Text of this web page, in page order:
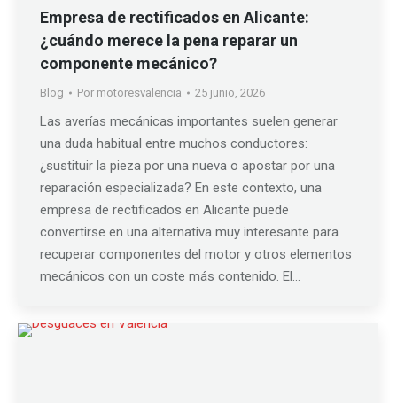
Empresa de rectificados en Alicante:
¿cuándo merece la pena reparar un
componente mecánico?
Blog Por motoresvalencia 25 junio, 2026
Las averías mecánicas importantes suelen generar
una duda habitual entre muchos conductores:
¿sustituir la pieza por una nueva o apostar por una
reparación especializada? En este contexto, una
empresa de rectificados en Alicante puede
convertirse en una alternativa muy interesante para
recuperar componentes del motor y otros elementos
mecánicos con un coste más contenido. El…